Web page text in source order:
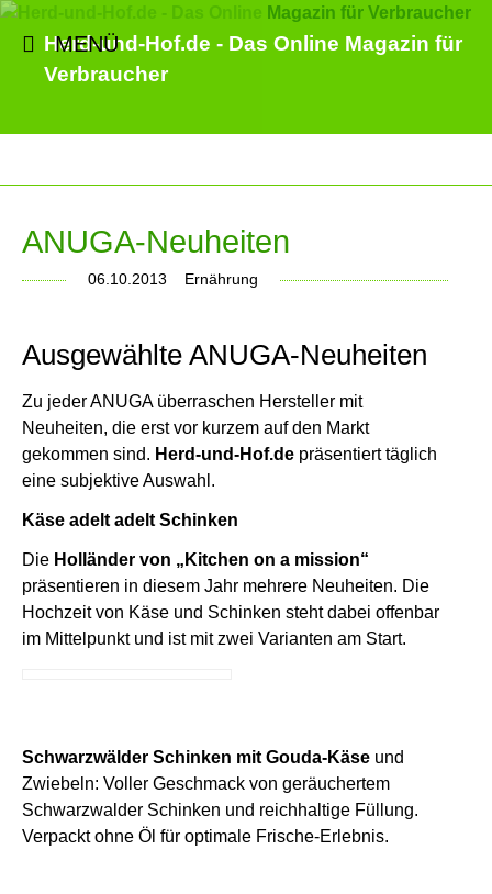
Herd-und-Hof.de - Das Online Magazin für
Verbraucher
MENÜ
ANUGA-Neuheiten
06.10.2013 Ernährung
Ausgewählte ANUGA-Neuheiten
Zu jeder ANUGA überraschen Hersteller mit
Neuheiten, die erst vor kurzem auf den Markt
gekommen sind. Herd-und-Hof.de präsentiert täglich
eine subjektive Auswahl.
Käse adelt adelt Schinken
Die Holländer von „Kitchen on a mission“
präsentieren in diesem Jahr mehrere Neuheiten. Die
Hochzeit von Käse und Schinken steht dabei offenbar
im Mittelpunkt und ist mit zwei Varianten am Start.
Schwarzwälder Schinken mit Gouda-Käse und
Zwiebeln: Voller Geschmack von geräuchertem
Schwarzwalder Schinken und reichhaltige Füllung.
Verpackt ohne Öl für optimale Frische-Erlebnis.